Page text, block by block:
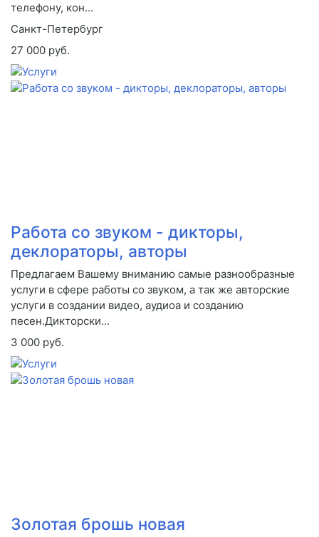
телефону, кон...
Санкт-Петербург
27 000 руб.
Работа со звуком - дикторы,
деклораторы, авторы
Предлагаем Вашему вниманию самые разнообразные
услуги в сфере работы со звуком, а так же авторские
услуги в создании видео, аудиоа и созданию
песен.Дикторски...
3 000 руб.
Золотая брошь новая